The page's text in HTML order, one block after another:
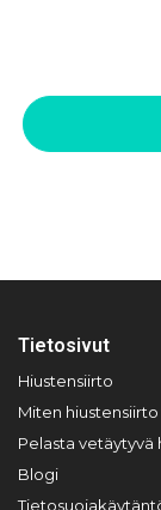
Tietosivut
Hiustensiirto
Miten
Pelasta vetäytyvä
Blogi